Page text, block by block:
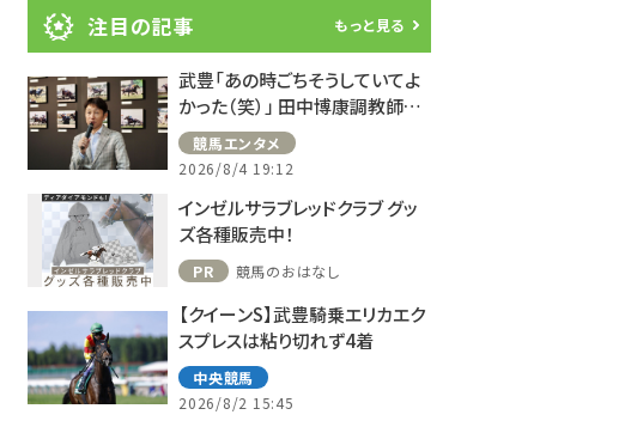
注目の記事 もっと見る
武豊「あの時ごちそうしていてよ
かった（笑）」 田中博康調教師と
のフランスでの思い出を語る
競馬エンタメ
2026/8/4 19:12
インゼルサラブレッドクラブ グッ
ズ各種販売中！
PR 競馬のおはなし
【クイーンS】武豊騎乗エリカエク
スプレスは粘り切れず4着
中央競馬
2026/8/2 15:45